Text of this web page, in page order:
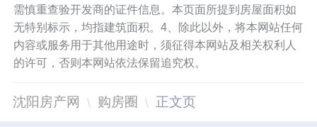
需慎重查验开发商的证件信息。本页面所提到房屋面积如
无特别标示，均指建筑面积。4、除此以外，将本网站任何
内容或服务用于其他用途时，须征得本网站及相关权利人
的许可，否则本网站依法保留追究权。
沈阳房产网 购房圈 正文页